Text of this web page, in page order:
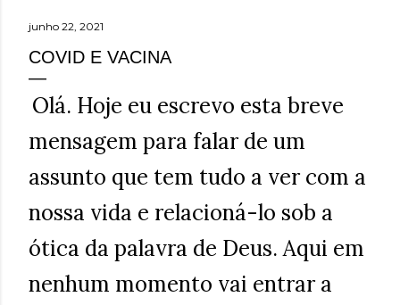
junho 22, 2021
COVID E VACINA
Olá. Hoje eu escrevo esta breve
mensagem para falar de um
assunto que tem tudo a ver com a
nossa vida e relacioná-lo sob a
ótica da palavra de Deus. Aqui em
nenhum momento vai entrar a